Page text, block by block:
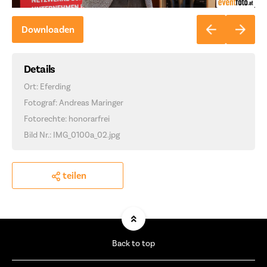
Downloaden
Details
Ort: Eferding
Fotograf: Andreas Maringer
Fotorechte: honorarfrei
Bild Nr.: IMG_0100a_02.jpg
teilen
Back to top